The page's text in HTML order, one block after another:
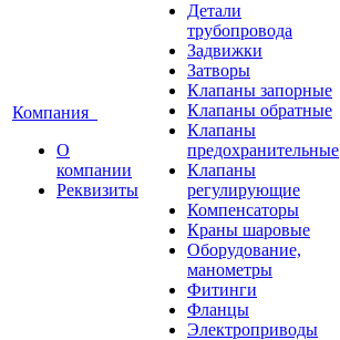
Компания
О
компании
Реквизиты
Детали
трубопровода
Задвижки
Затворы
Клапаны запорные
Клапаны обратные
Клапаны
предохранительные
Клапаны
регулирующие
Компенсаторы
Краны шаровые
Оборудование,
манометры
Фитинги
Фланцы
Электроприводы